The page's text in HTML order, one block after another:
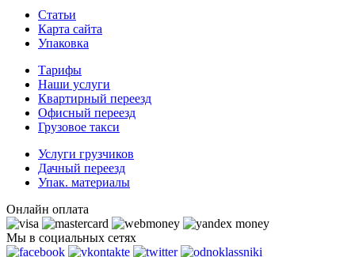
Статьи
Карта сайта
Упаковка
Тарифы
Наши услуги
Квартирный переезд
Офисный переезд
Грузовое такси
Услуги грузчиков
Дачный переезд
Упак. материалы
Онлайн оплата
Мы в социальных сетях